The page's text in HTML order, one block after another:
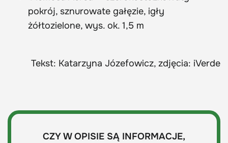
pokrój, sznurowate gałęzie, igły
żółtozielone, wys. ok. 1,5 m
Tekst: Katarzyna Józefowicz, zdjęcia: iVerde
CZY W OPISIE SĄ INFORMACJE,